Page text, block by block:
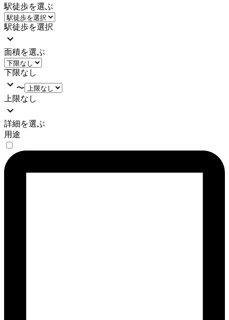
駅徒歩を選ぶ
駅徒歩を選択
面積を選ぶ
下限なし
〜
上限なし
詳細を選ぶ
用途